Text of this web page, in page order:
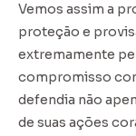
Vemos assim a
proteção e
extremamente
compromisso
defendia não
de suas ações